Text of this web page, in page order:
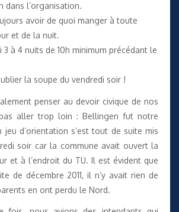
dans l’organisation.
avoir de quoi manger à toute
et de la nuit.
3 à 4 nuits de 10h minimum précédant le
la soupe du vendredi soir !
penser au devoir civique de nos
aller trop loin : Bellingen fut notre
jeu d’orientation s’est tout de suite mis
soir car la commune avait ouvert la
et à l’endroit du TU. Il est évident que
de décembre 2011, il n’y avait rien de
en ont perdu le Nord.